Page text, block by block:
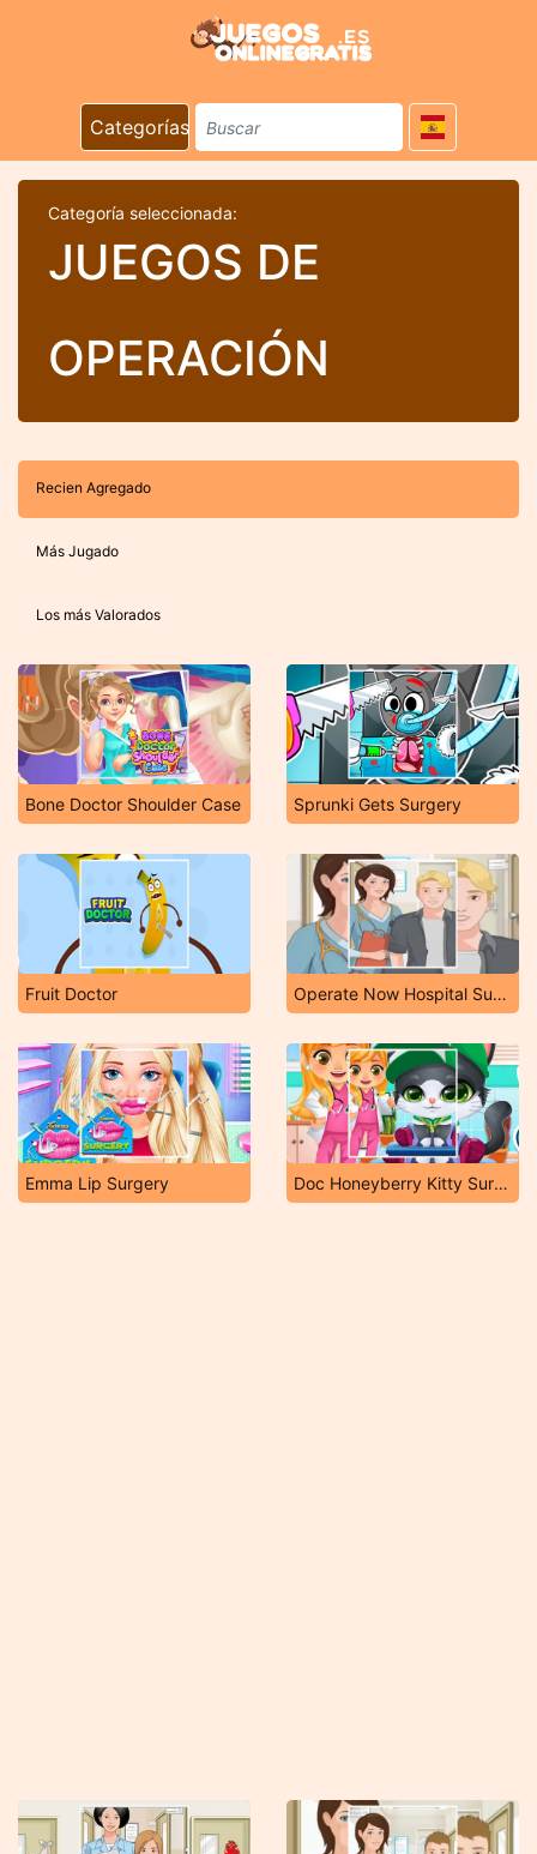
Categorías
Categoría seleccionada:
JUEGOS DE
OPERACIÓN
Recien Agregado
Más Jugado
Los más Valorados
Bone Doctor Shoulder Case Sprunki Gets Surgery
Fruit Doctor Operate Now Hospital Surgeon
Emma Lip Surgery Doc Honeyberry Kitty Surgery